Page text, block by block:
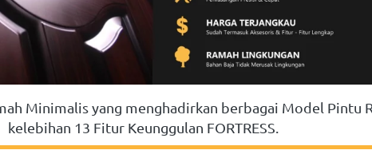
Minimalis yang menghadirkan berbagai Model Pintu
kelebihan 13 Fitur Keunggulan FORTRESS.